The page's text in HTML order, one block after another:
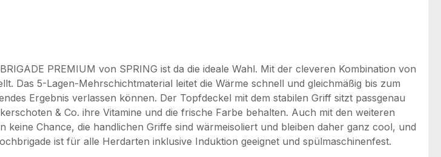
PREMIUM von SPRING ist da die ideale Wahl. Mit der cleveren Kombination von
Das 5-Lagen-Mehrschichtmaterial leitet die Wärme schnell und gleichmäßig bis zum
Ergebnis verlassen können. Der Topfdeckel mit dem stabilen Griff sitzt passgenau
& Co. ihre Vitamine und die frische Farbe behalten. Auch mit den weiteren
Chance, die handlichen Griffe sind wärmeisoliert und bleiben daher ganz cool, und
ist für alle Herdarten inklusive Induktion geeignet und spülmaschinenfest.